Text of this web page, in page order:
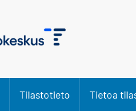
Tilastotieto Tietoa